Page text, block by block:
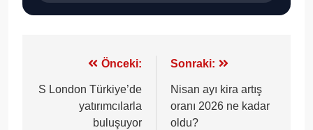
gezinmesi
Önceki:
S London Türkiye’de
yatırımcılarla
buluşuyor
Sonraki:
Nisan ayı kira artış
oranı 2026 ne kadar
oldu?